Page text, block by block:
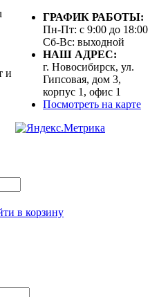
и
ГРАФИК РАБОТЫ:
Пн-Пт: с 9:00 до 18:00
Сб-Вс: выходной
НАШ АДРЕС:
г. Новосибирск, ул.
Гипсовая, дом 3,
корпус 1, офис 1
Посмотреть на карте
в корзину